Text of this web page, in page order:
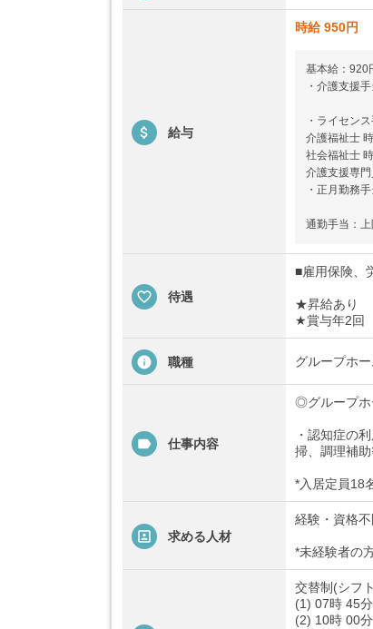
給与
時給 950円
基本給：920
・介護支援
・ライセン
介護福祉士
社会福祉士
介護支援専
・正月勤務
通勤手当：
待遇
■雇用保険、
★昇給あり
★賞与年2回
職種 グループホ
仕事内容
◎グループホ
・認知症の
掃、調理補助
*入居定員18
求める人材
経験・資格不
*未経験者の
交替制(シフ
(1) 07時 45
(2) 10時 00